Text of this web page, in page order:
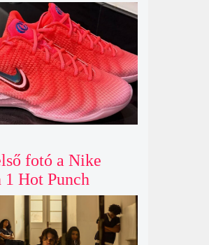
fotó a Nike
Hot Punch
brutálisan ütős